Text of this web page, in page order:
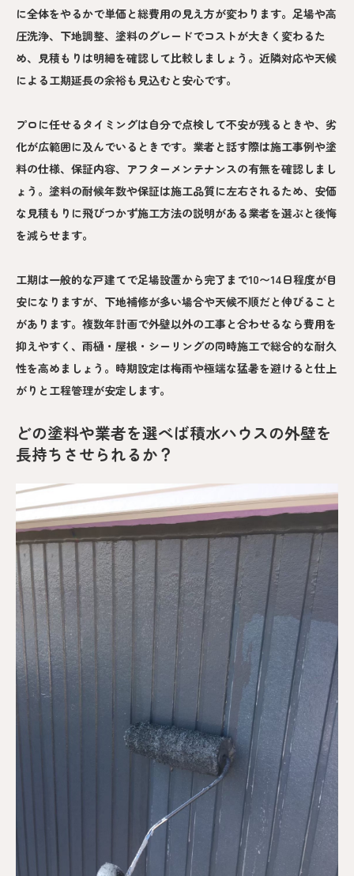
に全体をやるかで単価と総費用の見え方が変わります。足場や高
圧洗浄、下地調整、塗料のグレードでコストが大きく変わるた
め、見積もりは明細を確認して比較しましょう。近隣対応や天候
による工期延長の余裕も見込むと安心です。
プロに任せるタイミングは自分で点検して不安が残るときや、劣
化が広範囲に及んでいるときです。業者と話す際は施工事例や塗
料の仕様、保証内容、アフターメンテナンスの有無を確認しまし
ょう。塗料の耐候年数や保証は施工品質に左右されるため、安価
な見積もりに飛びつかず施工方法の説明がある業者を選ぶと後悔
を減らせます。
工期は一般的な戸建てで足場設置から完了まで10〜14日程度が目
安になりますが、下地補修が多い場合や天候不順だと伸びること
があります。複数年計画で外壁以外の工事と合わせるなら費用を
抑えやすく、雨樋・屋根・シーリングの同時施工で総合的な耐久
性を高めましょう。時期設定は梅雨や極端な猛暑を避けると仕上
がりと工程管理が安定します。
どの塗料や業者を選べば積水ハウスの外壁を
長持ちさせられるか？